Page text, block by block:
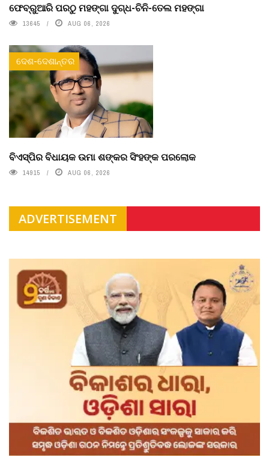
ଫେବ୍ରୁଆରି ପରଠୁ ମହଙ୍ଗା ଦୁଗ୍ଧ-ଚିନି-ତେଲ ମହଙ୍ଗା
13645 AUG 06, 2026
ଦେଶ-ଦେଶାନ୍ତର
ବିଏସ୍‌ପିର ବିଧାୟକ ଉମା ଶଙ୍କର ସିଂହଙ୍କ ପରଲୋକ
14915 AUG 06, 2026
ADVERTISEMENT